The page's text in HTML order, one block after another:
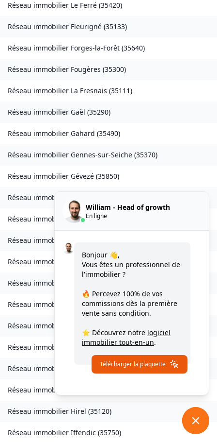
Réseau immobilier Le Ferré (35420)
Réseau immobilier Fleurigné (35133)
Réseau immobilier Forges-la-Forêt (35640)
Réseau immobilier Fougères (35300)
Réseau immobilier La Fresnais (35111)
Réseau immobilier Gaël (35290)
Réseau immobilier Gahard (35490)
Réseau immobilier Gennes-sur-Seiche (35370)
Réseau immobilier Gévezé (35850)
Réseau immobilier
Réseau immobilierLa Gouesnière
Réseau immobilier
Réseau immobilier Grand-Fougeray (35390)
Réseau immobilier
Réseau immobilier Guichen(35580)
Réseau immobilier
Réseau immobilier Guipel(35440)
Réseau immobilier Hédé-Bazouges (35630)
Réseau immobilier
Réseau immobilier Hirel (35120)
Réseau immobilier Iffendic (35750)
William - Head of growth
En ligne
Bonjour 👋,
Vous êtes un professionnel de
l'immobilier ?
🔥 Percevez 100% de vos
commissions dès la première
vente sans condition.
⭐ Découvrez notre logiciel
immobilier tout-en-un.
Télécharger la plaquette